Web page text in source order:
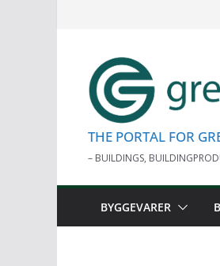
THE PORTAL FOR
– BUILDINGS,
BYGGEVARER